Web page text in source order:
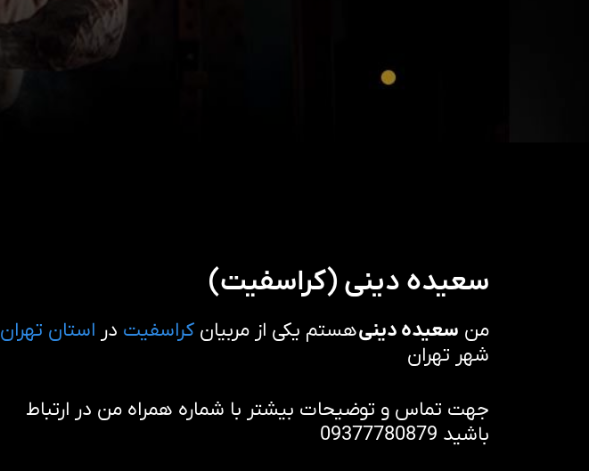
سعیده دینی (کراسفیت)
من سعیده دینیهستم یکی از مربیان کراسفیت در استان تهران
شهر تهران
جهت تماس و توضیحات بیشتر با شماره همراه من در ارتباط
باشید 09377780879